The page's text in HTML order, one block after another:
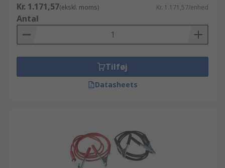
Kr. 1.171,57(ekskl. moms) Kr. 1.171,57/enhed
Antal
Tilføj
Datasheets